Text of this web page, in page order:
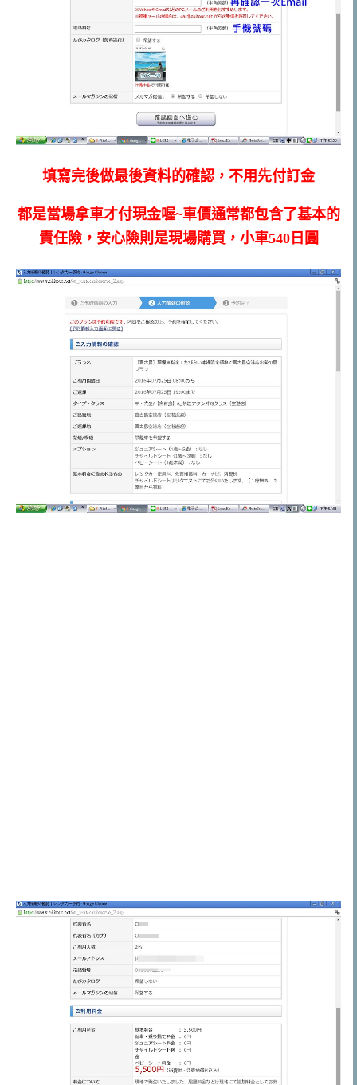
填寫完後做最後資料的確認，不用先付訂金
都是當場拿車才付現金喔~車價通常都包含了基本的
責任險，安心險則是現場購買，小車540日圓